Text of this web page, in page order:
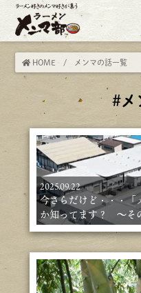
HOME / メンマの話一覧
#メ
2025.09.22
今さらだけど・・・「
か知ってます？ ～そ